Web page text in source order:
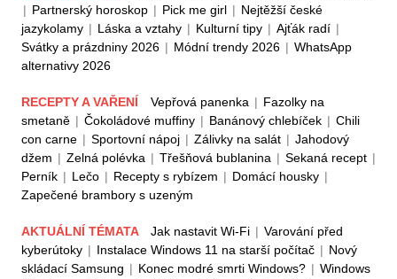
| Partnerský horoskop | Pick me girl | Nejtěžší české
jazykolamy | Láska a vztahy | Kulturní tipy | Ajťák radí |
Svátky a prázdniny 2026 | Módní trendy 2026 | WhatsApp
alternativy 2026
RECEPTY A VAŘENÍ Vepřová panenka | Fazolky na
smetaně | Čokoládové muffiny | Banánový chlebíček | Chili
con carne | Sportovní nápoj | Zálivky na salát | Jahodový
džem | Zelná polévka | Třešňová bublanina | Sekaná recept |
Perník | Lečo | Recepty s rybízem | Domácí housky |
Zapečené brambory s uzeným
AKTUÁLNÍ TÉMATA Jak nastavit Wi-Fi | Varování před
kyberútoky | Instalace Windows 11 na starší počítač | Nový
skládací Samsung | Konec modré smrti Windows? | Windows